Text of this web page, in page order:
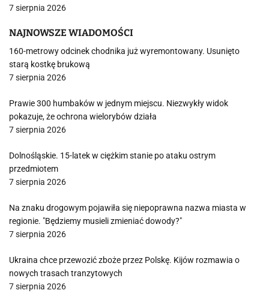
7 sierpnia 2026
NAJNOWSZE WIADOMOŚCI
160-metrowy odcinek chodnika już wyremontowany. Usunięto
starą kostkę brukową
7 sierpnia 2026
Prawie 300 humbaków w jednym miejscu. Niezwykły widok
pokazuje, że ochrona wielorybów działa
7 sierpnia 2026
Dolnośląskie. 15-latek w ciężkim stanie po ataku ostrym
przedmiotem
7 sierpnia 2026
Na znaku drogowym pojawiła się niepoprawna nazwa miasta w
regionie. "Będziemy musieli zmieniać dowody?"
7 sierpnia 2026
Ukraina chce przewozić zboże przez Polskę. Kijów rozmawia o
nowych trasach tranzytowych
7 sierpnia 2026